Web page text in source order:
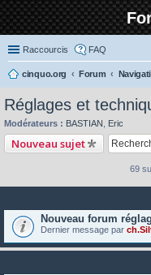
Raccourcis FAQ
cinquo.org Forum
Réglages et
Modérateurs : BASTIAN Eric
Nouveau sujet
69
Nouveau forum
Dernier message par